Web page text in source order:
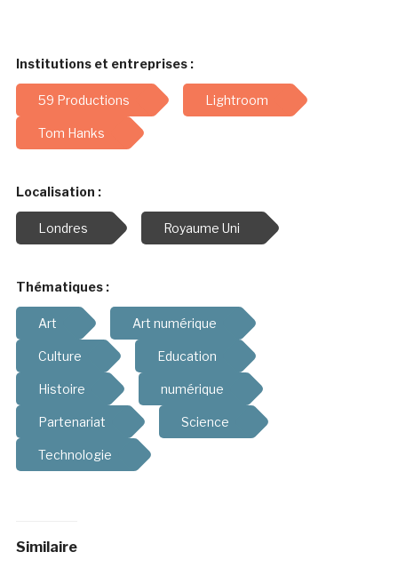
Institutions et entreprises :
59 Productions Lightroom
Tom Hanks
Localisation :
Londres Royaume Uni
Thématiques :
Art Art numérique
Culture Education
Histoire numérique
Partenariat Science
Technologie
Similaire